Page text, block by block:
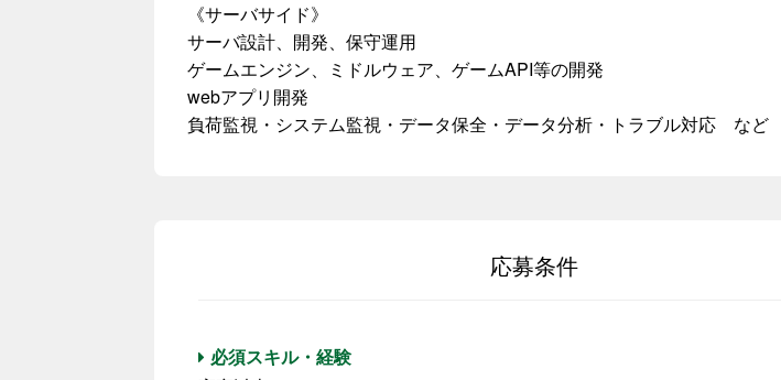
《サーバサイド》
サーバ設計、開発、保守運用
ゲームエンジン、ミドルウェア、ゲームAPI等の開発
webアプリ開発
負荷監視・システム監視・データ保全・データ分析・トラブル対応 など
応募条件
必須スキル・経験